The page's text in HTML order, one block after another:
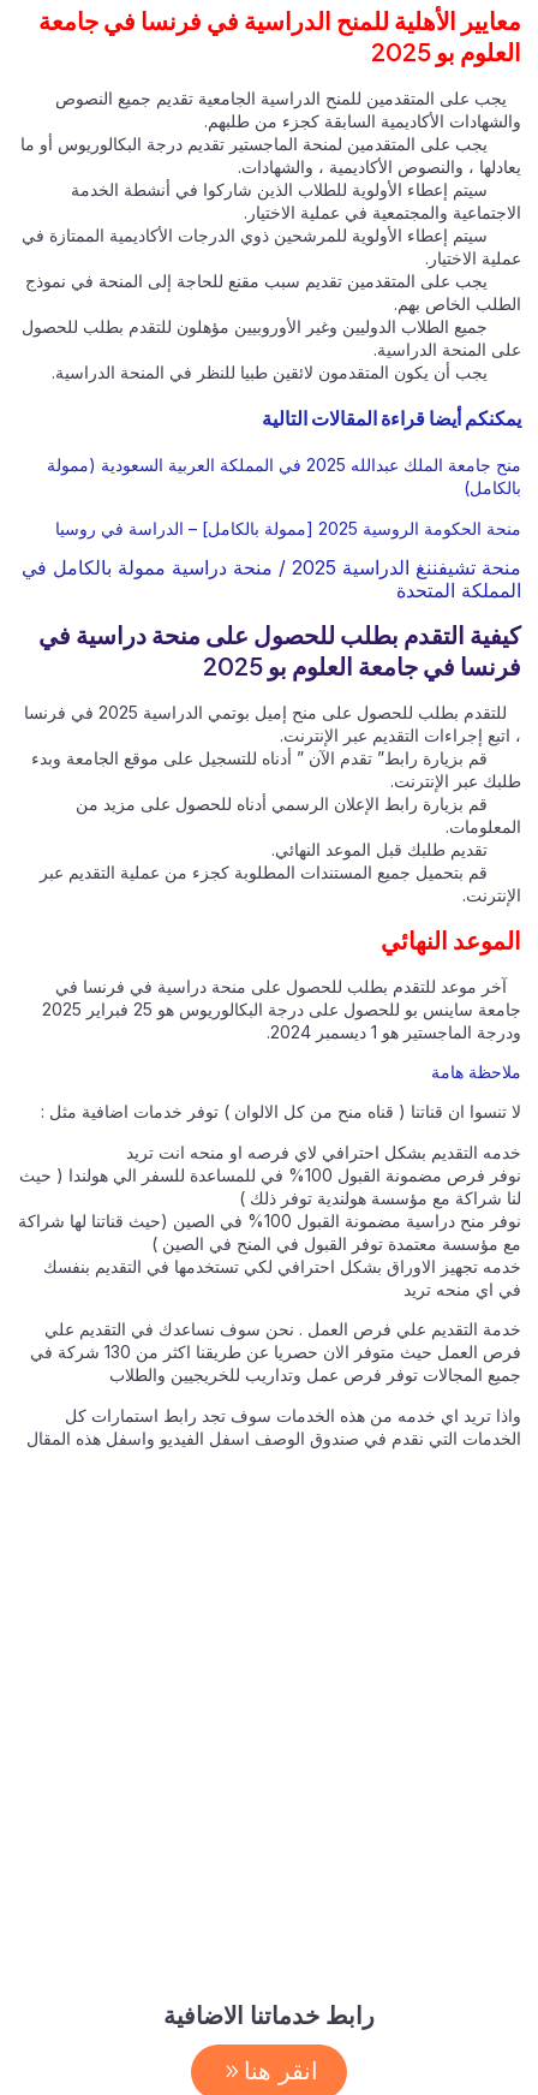
معايير الأهلية للمنح الدراسية في فرنسا في جامعة
العلوم بو 2025
يجب على المتقدمين للمنح الدراسية الجامعية تقديم جميع النصوص
والشهادات الأكاديمية السابقة كجزء من طلبهم.
يجب على المتقدمين لمنحة الماجستير تقديم درجة البكالوريوس أو ما
يعادلها ، والنصوص الأكاديمية ، والشهادات.
سيتم إعطاء الأولوية للطلاب الذين شاركوا في أنشطة الخدمة
الاجتماعية والمجتمعية في عملية الاختيار.
سيتم إعطاء الأولوية للمرشحين ذوي الدرجات الأكاديمية الممتازة في
عملية الاختيار.
يجب على المتقدمين تقديم سبب مقنع للحاجة إلى المنحة في نموذج
الطلب الخاص بهم.
جميع الطلاب الدوليين وغير الأوروبيين مؤهلون للتقدم بطلب للحصول
على المنحة الدراسية.
يجب أن يكون المتقدمون لائقين طبيا للنظر في المنحة الدراسية.
يمكنكم أيضا قراءة المقالات التالية
منح جامعة الملك عبدالله 2025 في المملكة العربية السعودية (ممولة
بالكامل)
منحة الحكومة الروسية 2025 [ممولة بالكامل] – الدراسة في روسيا
منحة تشيفننغ الدراسية 2025 / منحة دراسية ممولة بالكامل في
المملكة المتحدة
كيفية التقدم بطلب للحصول على منحة دراسية في
فرنسا في جامعة العلوم بو 2025
للتقدم بطلب للحصول على منح إميل بوتمي الدراسية 2025 في فرنسا
، اتبع إجراءات التقديم عبر الإنترنت.
قم بزيارة رابط” تقدم الآن ” أدناه للتسجيل على موقع الجامعة وبدء
طلبك عبر الإنترنت.
قم بزيارة رابط الإعلان الرسمي أدناه للحصول على مزيد من
المعلومات.
تقديم طلبك قبل الموعد النهائي.
قم بتحميل جميع المستندات المطلوبة كجزء من عملية التقديم عبر
الإنترنت.
الموعد النهائي
آخر موعد للتقدم بطلب للحصول على منحة دراسية في فرنسا في
جامعة ساينس بو للحصول على درجة البكالوريوس هو 25 فبراير 2025
ودرجة الماجستير هو 1 ديسمبر 2024.
ملاحظة هامة
لا تنسوا ان قناتنا ( قناه منح من كل الالوان ) توفر خدمات اضافية مثل :
خدمه التقديم بشكل احترافي لاي فرصه او منحه انت تريد
نوفر فرص مضمونة القبول 100% في للمساعدة للسفر الي هولندا ( حيث
لنا شراكة مع مؤسسة هولندية توفر ذلك )
نوفر منح دراسية مضمونة القبول 100% في الصين (حيث قناتنا لها شراكة
مع مؤسسة معتمدة توفر القبول في المنح في الصين )
خدمه تجهيز الاوراق بشكل احترافي لكي تستخدمها في التقديم بنفسك
في اي منحه تريد
خدمة التقديم علي فرص العمل . نحن سوف نساعدك في التقديم علي
فرص العمل حيث متوفر الان حصريا عن طريقنا اكثر من 130 شركة في
جميع المجالات توفر فرص عمل وتداريب للخريجيين والطلاب
واذا تريد اي خدمه من هذه الخدمات سوف تجد رابط استمارات كل
الخدمات التي نقدم في صندوق الوصف اسفل الفيديو واسفل هذه المقال
رابط خدماتنا الاضافية
انقر هنا